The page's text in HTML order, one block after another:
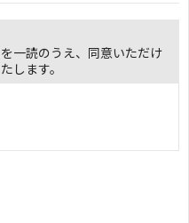
一読のうえ、同意いただけ
します。